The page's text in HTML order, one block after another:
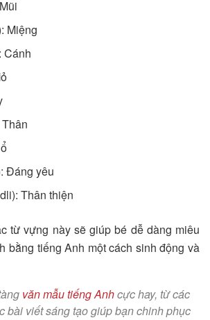
Miệng
Cánh
Đáng yêu
Thân thiện
từ vựng này sẽ giúp bé dễ dàng miêu
bằng tiếng Anh một cách sinh động và
văn mẫu tiếng Anhcực hay, từ các
bài viết sáng tạo giúp bạn chinh phục